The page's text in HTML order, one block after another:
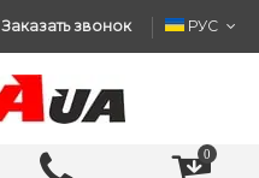
Заказать звонок РУС
0